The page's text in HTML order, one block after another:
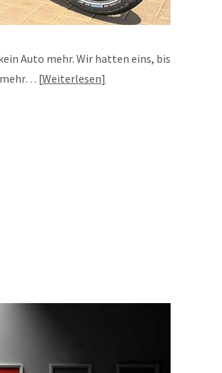
Auto mehr. Wir hatten eins, bis
mehr… Weiterlesen